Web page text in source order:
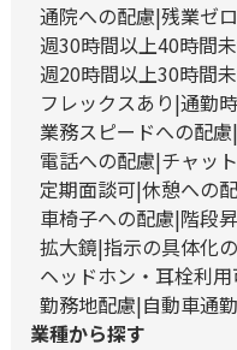
通院への配慮 残業ゼ
週30時間以上40時間
週20時間以上30時間
フレックスあり 通勤
業務スピードへの配慮
電話への配慮 チャッ
定期面談可 休憩への
車椅子への配慮 階段
拡大鏡 指示の具体化
ヘッドホン・耳栓利用
勤務地配慮 自動車通
業種から探す